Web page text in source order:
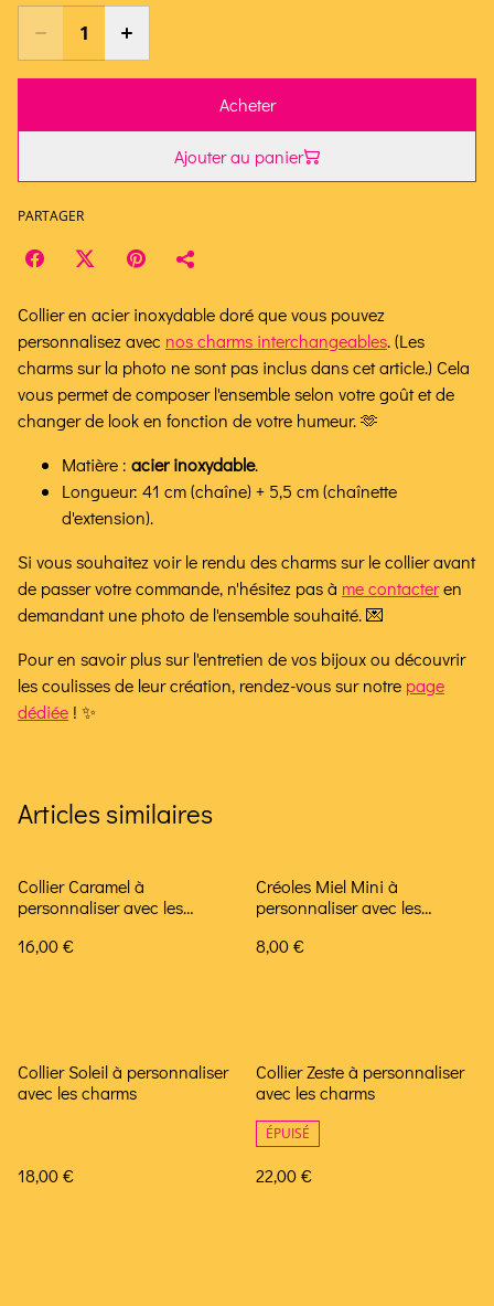
Acheter
Ajouter au panier
PARTAGER
Collier en acier inoxydable doré que vous pouvez
personnalisez avec nos charms interchangeables. (Les
charms sur la photo ne sont pas inclus dans cet article.) Cela
vous permet de composer l'ensemble selon votre goût et de
changer de look en fonction de votre humeur. 🫶
Matière : acier inoxydable.
Longueur: 41 cm (chaîne) + 5,5 cm (chaînette
d'extension).
Si vous souhaitez voir le rendu des charms sur le collier avant
de passer votre commande, n'hésitez pas à me contacteren
demandant une photo de l'ensemble souhaité. 💌
Pour en savoir plus sur l'entretien de vos bijoux ou découvrir
les coulisses de leur création, rendez-vous sur notre page
dédiée ! ✨
Articles similaires
Collier Caramel à
personnaliser avec les
16,00 €
Créoles Miel Mini à
personnaliser avec les
8,00 €
Collier Soleil à personnaliser
avec les charms
18,00 €
Collier Zeste à personnaliser
avec les charms
ÉPUISÉ
22,00 €